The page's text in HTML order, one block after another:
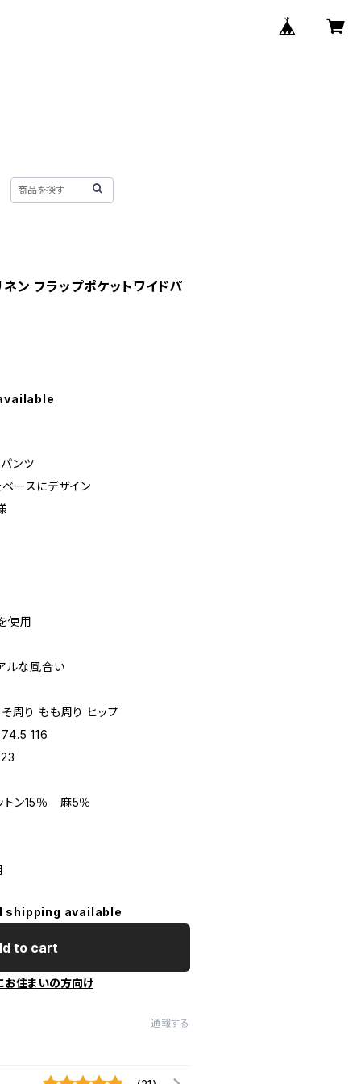
ン フラップポケットワイドパ
ンツ
ースにデザイン
使用
ルな風合い
周り もも周り ヒップ
116
トン15％ 麻5％
shipping available
to cart
お住まいの方向け
通報する